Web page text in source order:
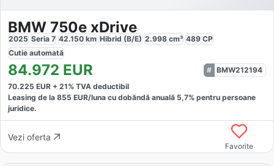
BMW 750e xDrive
2025 Seria 7 42.150 km Hibrid (B/E) 2.998 cm³ 489 CP
Cutie automată
84.972 EUR
BMW212194
70.225 EUR + 21% TVA deductibil
Leasing de la 855 EUR/luna cu dobăndă anuală 5,7% pentru persoane
juridice.
Vezi oferta
Favorite